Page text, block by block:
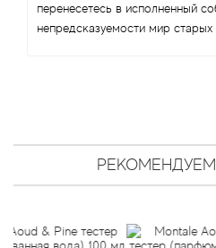
перенесетесь в исполненный
непредсказуемости мир старых
Anne Fontaine
Antonio Banderas